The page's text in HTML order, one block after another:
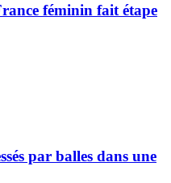
féminin fait étape
par balles dans une